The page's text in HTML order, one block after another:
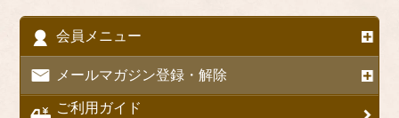
会員メニュー
メールマガジン登録・解除
ご利用ガイド